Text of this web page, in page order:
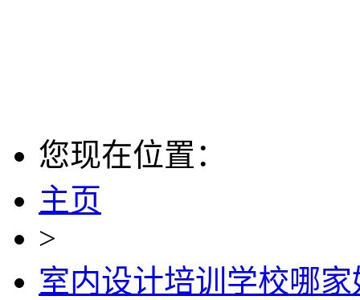
您现在位置：
主页
>
室内设计培训学校哪家